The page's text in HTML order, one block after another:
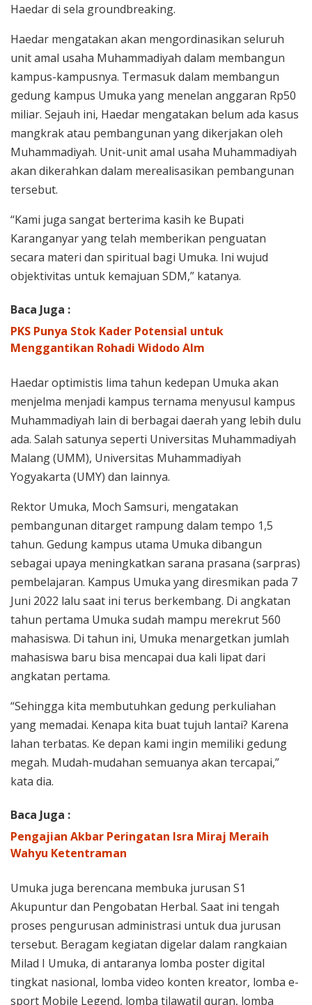
Haedar di sela groundbreaking.
Haedar mengatakan akan mengordinasikan seluruh
unit amal usaha Muhammadiyah dalam membangun
kampus-kampusnya. Termasuk dalam membangun
gedung kampus Umuka yang menelan anggaran Rp50
miliar. Sejauh ini, Haedar mengatakan belum ada kasus
mangkrak atau pembangunan yang dikerjakan oleh
Muhammadiyah. Unit-unit amal usaha Muhammadiyah
akan dikerahkan dalam merealisasikan pembangunan
tersebut.
“Kami juga sangat berterima kasih ke Bupati
Karanganyar yang telah memberikan penguatan
secara materi dan spiritual bagi Umuka. Ini wujud
objektivitas untuk kemajuan SDM,” katanya.
Baca Juga :
PKS Punya Stok Kader Potensial untuk
Menggantikan Rohadi Widodo Alm
Haedar optimistis lima tahun kedepan Umuka akan
menjelma menjadi kampus ternama menyusul kampus
Muhammadiyah lain di berbagai daerah yang lebih dulu
ada. Salah satunya seperti Universitas Muhammadiyah
Malang (UMM), Universitas Muhammadiyah
Yogyakarta (UMY) dan lainnya.
Rektor Umuka, Moch Samsuri, mengatakan
pembangunan ditarget rampung dalam tempo 1,5
tahun. Gedung kampus utama Umuka dibangun
sebagai upaya meningkatkan sarana prasana (sarpras)
pembelajaran. Kampus Umuka yang diresmikan pada 7
Juni 2022 lalu saat ini terus berkembang. Di angkatan
tahun pertama Umuka sudah mampu merekrut 560
mahasiswa. Di tahun ini, Umuka menargetkan jumlah
mahasiswa baru bisa mencapai dua kali lipat dari
angkatan pertama.
“Sehingga kita membutuhkan gedung perkuliahan
yang memadai. Kenapa kita buat tujuh lantai? Karena
lahan terbatas. Ke depan kami ingin memiliki gedung
megah. Mudah-mudahan semuanya akan tercapai,”
kata dia.
Baca Juga :
Pengajian Akbar Peringatan Isra Miraj Meraih
Wahyu Ketentraman
Umuka juga berencana membuka jurusan S1
Akupuntur dan Pengobatan Herbal. Saat ini tengah
proses pengurusan administrasi untuk dua jurusan
tersebut. Beragam kegiatan digelar dalam rangkaian
Milad I Umuka, di antaranya lomba poster digital
tingkat nasional, lomba video konten kreator, lomba e-
sport Mobile Legend, lomba tilawatil quran, lomba